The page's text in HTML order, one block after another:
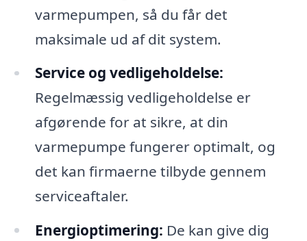
varmepumpen, så du får det
maksimale ud af dit system.
Service og vedligeholdelse:
Regelmæssig vedligeholdelse er
afgørende for at sikre, at din
varmepumpe fungerer optimalt, og
det kan firmaerne tilbyde gennem
serviceaftaler.
Energioptimering: De kan give dig